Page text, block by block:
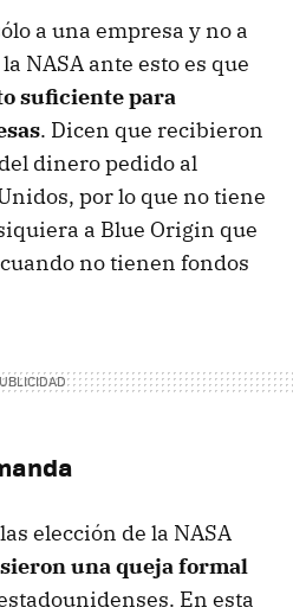
a una empresa y no a
NASA ante esto es que
suficiente para
. Dicen que recibieron
dinero pedido al
por lo que no tiene
a Blue Origin que
no tienen fondos
elección de la NASA
una queja formal
En esta